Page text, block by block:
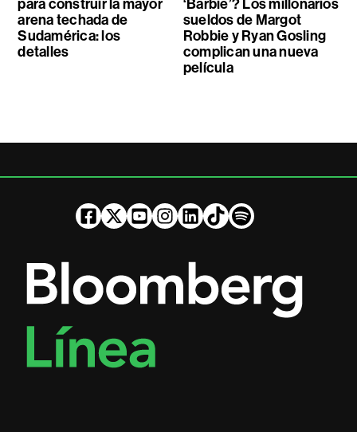
para construir la mayor
arena techada de
Sudamérica: los
detalles
‘Barbie’? Los millonarios
sueldos de Margot
Robbie y Ryan Gosling
complican una nueva
película